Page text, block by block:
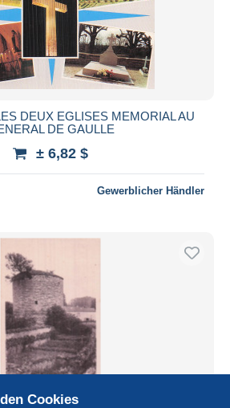
DEUX EGLISES MEMORIAL AU
DE GAULLE
± 6,82 $
Gewerblicher Händler
Cookies